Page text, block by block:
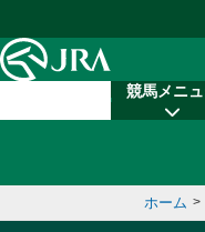
競馬メニ
ホーム >